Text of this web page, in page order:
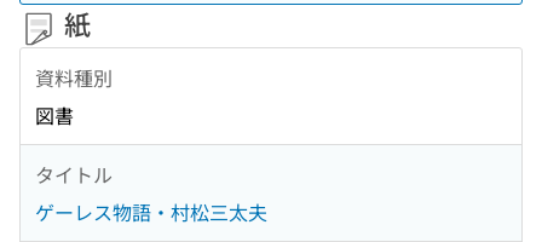
紙
資料種別
図書
タイトル
ゲーレス物語・村松三太夫